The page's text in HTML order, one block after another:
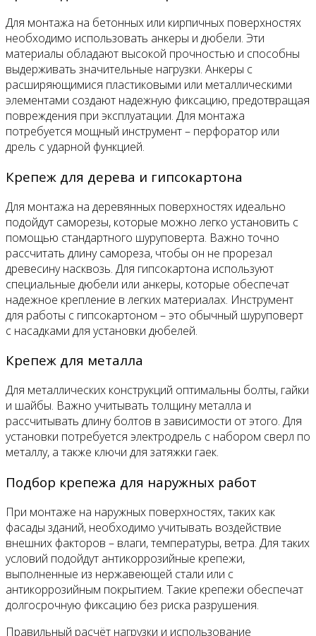
Для монтажа на бетонных или кирпичных поверхностях
необходимо использовать анкеры и дюбели. Эти
материалы обладают высокой прочностью и способны
выдерживать значительные нагрузки. Анкеры с
расширяющимися пластиковыми или металлическими
элементами создают надежную фиксацию, предотвращая
повреждения при эксплуатации. Для монтажа
потребуется мощный инструмент – перфоратор или
дрель с ударной функцией.
Крепеж для дерева и гипсокартона
Для монтажа на деревянных поверхностях идеально
подойдут саморезы, которые можно легко установить с
помощью стандартного шуруповерта. Важно точно
рассчитать длину самореза, чтобы он не прорезал
древесину насквозь. Для гипсокартона используют
специальные дюбели или анкеры, которые обеспечат
надежное крепление в легких материалах. Инструмент
для работы с гипсокартоном – это обычный шуруповерт
с насадками для установки дюбелей.
Крепеж для металла
Для металлических конструкций оптимальны болты, гайки
и шайбы. Важно учитывать толщину металла и
рассчитывать длину болтов в зависимости от этого. Для
установки потребуется электродрель с набором сверл по
металлу, а также ключи для затяжки гаек.
Подбор крепежа для наружных работ
При монтаже на наружных поверхностях, таких как
фасады зданий, необходимо учитывать воздействие
внешних факторов – влаги, температуры, ветра. Для таких
условий подойдут антикоррозийные крепежи,
выполненные из нержавеющей стали или с
антикоррозийным покрытием. Такие крепежи обеспечат
долгосрочную фиксацию без риска разрушения.
Правильный расчёт нагрузки и использование